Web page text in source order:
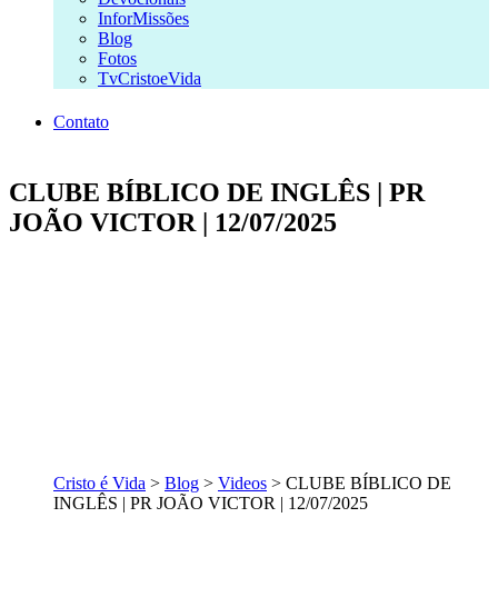
InforMissões
Blog
Fotos
TvCristoeVida
Contato
CLUBE BÍBLICO DE INGLÊS | PR
JOÃO VICTOR | 12/07/2025
Cristo é Vida > Blog > Videos > CLUBE BÍBLICO DE
INGLÊS | PR JOÃO VICTOR | 12/07/2025